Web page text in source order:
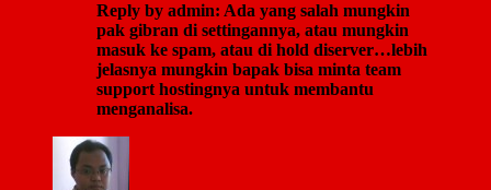
Reply by admin: Ada yang salah mungkin
pak gibran di settingannya, atau mungkin
masuk ke spam, atau di hold diserver…lebih
jelasnya mungkin bapak bisa minta team
support hostingnya untuk membantu
menganalisa.